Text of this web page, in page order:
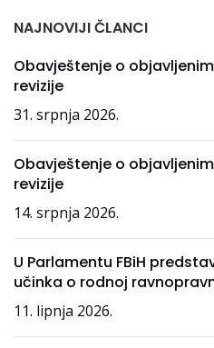
NAJNOVIJI ČLANCI
Obavještenje o
revizije
31. srpnja 2026.
Obavještenje o
revizije
14. srpnja 2026.
U Parlamentu FBiH
učinka o rodnoj
11. lipnja 2026.